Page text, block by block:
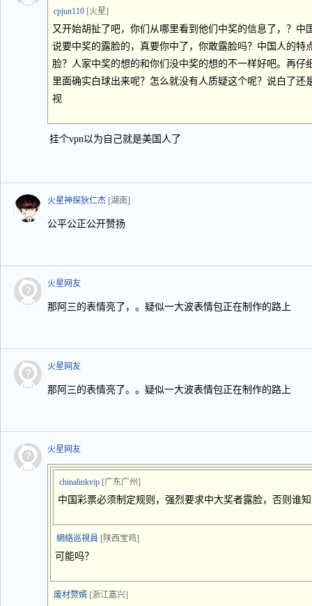
cpjun110 [火星]
又开始胡扯了吧，你们从哪里看到他们中奖的信息了，？中
说要中奖的露脸的，真要你中了，你敢露脸吗？中国人的特
脸？人家中奖的想的和你们没中奖的想的不一样好吧。再仔
里面确实白球出来呢？怎么就没有人质疑这个呢？说白了还
视
挂个vpn以为自己就是美国人了
火星神探狄仁杰 [湖南]
公平公正公开赞扬
火星网友
那阿三的表情亮了，。疑似一大波表情包正在制作的路上
火星网友
那阿三的表情亮了。。疑似一大波表情包正在制作的路上
火星网友
chinalinkvip [广东广州]
中国彩票必须制定规则，强烈要求中大奖者露脸，否则谁
網絡巡視員 [陕西宝鸡]
可能吗？
废材赘婿 [浙江嘉兴]